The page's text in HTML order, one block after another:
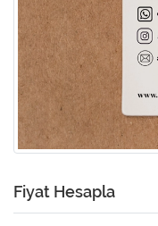
Fiyat Hesapla